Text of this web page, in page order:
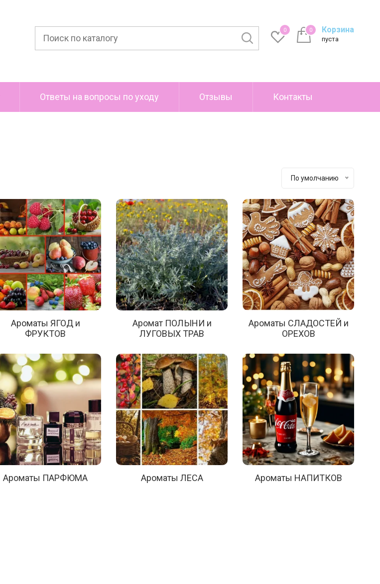
0 0 Корзина
пуста
Ответы на вопросы по уходу Отзывы Контакты
По умолчанию
Ароматы ЯГОД и
ФРУКТОВ
Аромат ПОЛЫНИ и
ЛУГОВЫХ ТРАВ
Ароматы СЛАДОСТЕЙ и
ОРЕХОВ
Ароматы ПАРФЮМА Ароматы ЛЕСА Ароматы НАПИТКОВ